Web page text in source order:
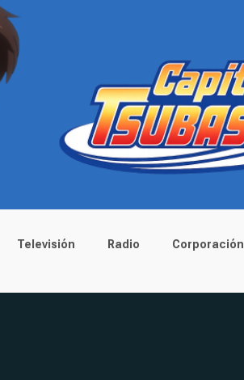
Televisión Radio Corporación